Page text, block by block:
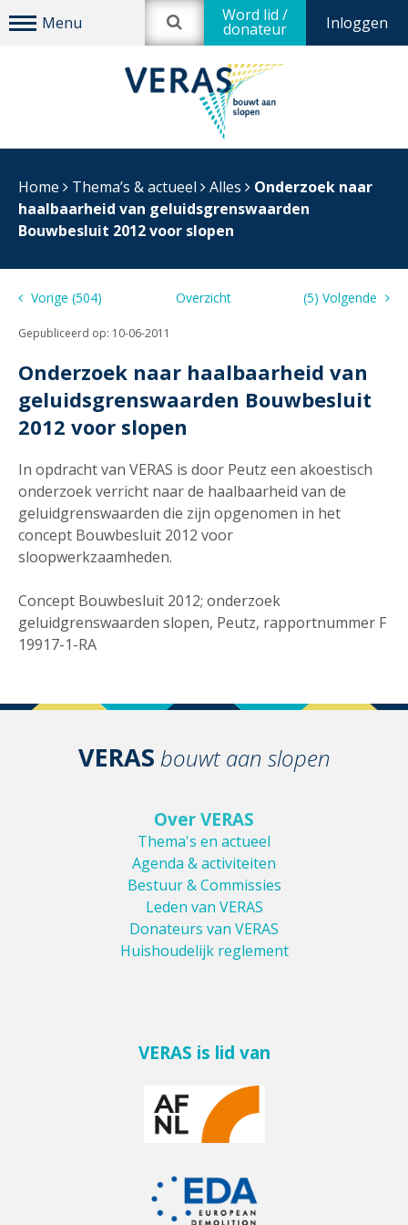
Inloggen
Word lid /
donateur
Home Thema’s & actueel Alles
Onderzoek naar
haalbaarheid van geluidsgrenswaarden
Bouwbesluit 2012 voor slopen
Vorige (504) Overzicht (5) Volgende
Gepubliceerd op: 10-06-2011
Onderzoek naar haalbaarheid van
geluidsgrenswaarden Bouwbesluit
2012 voor slopen
In opdracht van VERAS is door Peutz een akoestisch
onderzoek verricht naar de haalbaarheid van de
geluidgrenswaarden die zijn opgenomen in het
concept Bouwbesluit 2012 voor
sloopwerkzaamheden.
Concept Bouwbesluit 2012; onderzoek
geluidgrenswaarden slopen, Peutz, rapportnummer F
19917-1-RA
VERAS bouwt aan slopen
Over VERAS
Thema's en actueel
Agenda & activiteiten
Bestuur & Commissies
Leden van VERAS
Donateurs van VERAS
Huishoudelijk reglement
VERAS is lid van